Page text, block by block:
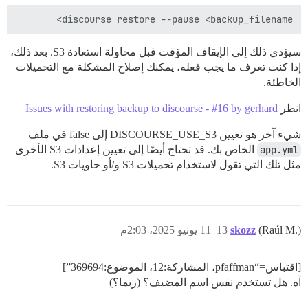
discourse restore --pause <backup_filename>
سيؤدي ذلك إلى الإيقاف المؤقت قبل محاولة استعادة S3. بعد ذلك،
إذا كنت تعرف ما يجب فعله، يمكنك إصلاح المشكلة مع التحميلات
الخاطئة.
انظر Issues with restoring backup to discourse - #16 by gerhard
شيء آخر هو تعيين DISCOURSE_USE_S3 إلى false في ملف
app.yml
الخاص بك. قد تحتاج أيضًا إلى تعيين إعدادات S3 الأخرى
مثل تلك التي تقول لاستخدام تحميلات S3 و/أو حاويات S3.
skozz (Raúl M.) 11 يونيو 2025، 2:03م 13
[اقتباس=“pfaffman، المشاركة:12، الموضوع:369694”]
آه. هل تستخدم نفس اسم المضيف؟ (ربما؟)